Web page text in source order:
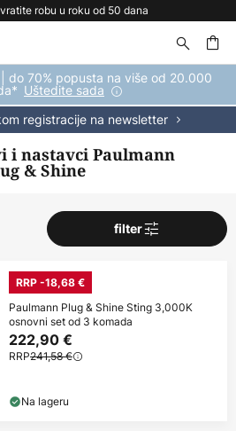
robu u roku od 50 dana
| do 70% popusta na više od 20.000
Uštedite sada
registracije na newsletter
i nastavci Paulmann
& Shine
filter
RRP -18,68 €
Paulmann Plug & Shine Sting 3,000K
osnovni set od 3 komada
222,90 €
RRP241,58 €
Na lageru